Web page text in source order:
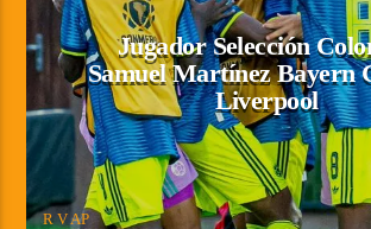
Jugador Selección
Samuel Martínez Bayern
Liverpool
R V AP